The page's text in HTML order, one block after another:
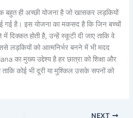
बहुत ही अच्छी योजना है जो खासकर लड़कियों
गई है। इस योजना का मकसद है कि जिन बच्चों
होती है, उन्हें स्कूटी दी जाए ताकि वे
लड़कियों को आत्मनिर्भर बनने में भी मदद
का मुख्य उद्देश्य है हर छात्रा को शिक्षा और
कोई भी दूरी या मुश्किल उसके सपनों को
NEXT